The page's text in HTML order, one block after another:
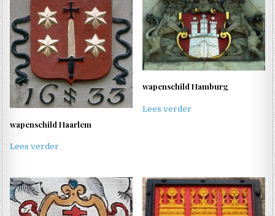
wapenschild Haarlem
Lees verder
wapenschild Hamburg
Lees verder